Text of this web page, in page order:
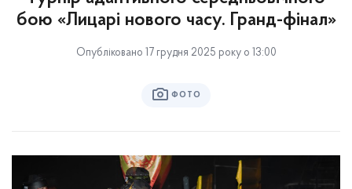
бою «Лицарі нового часу. Гранд-фінал»
Опубліковано 17 грудня 2025 року о 13:00
ФОТО